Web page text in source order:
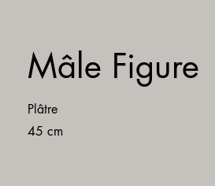
Mâle Figure
Plâtre
45 cm